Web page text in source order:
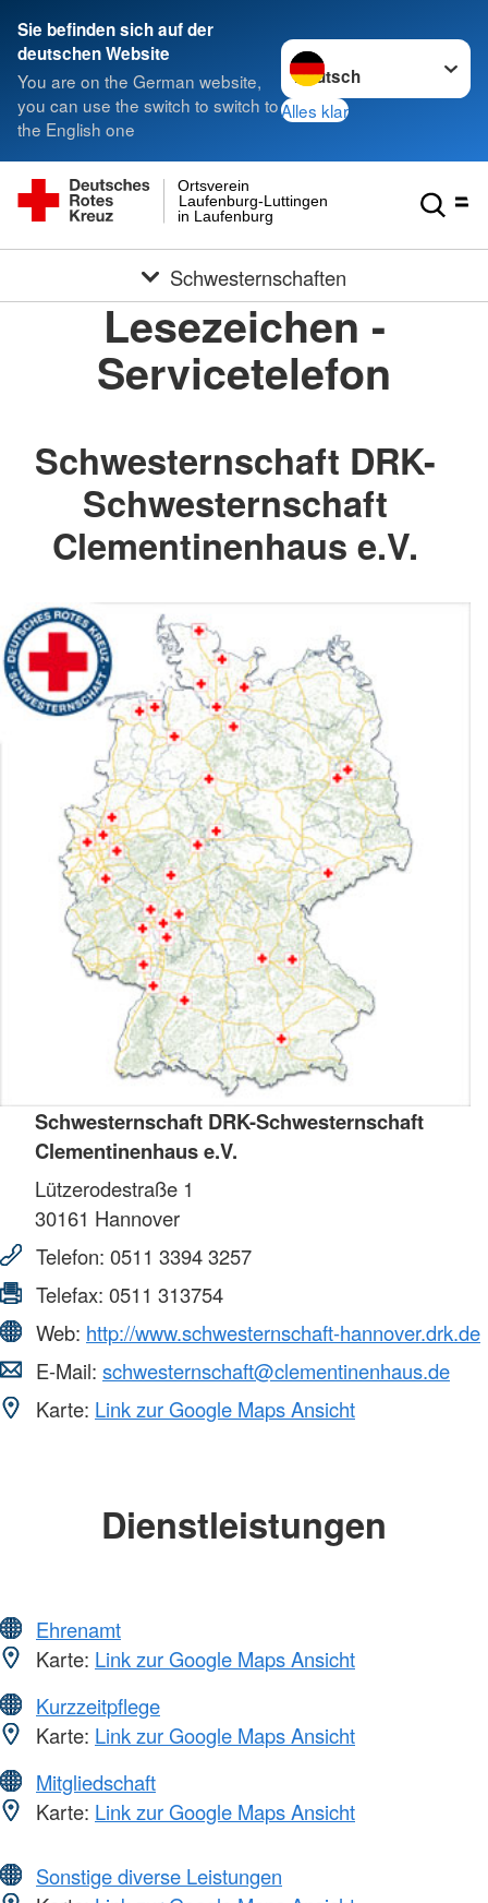
Sie befinden sich auf der
deutschen Website
You are on the German website,
you can use the switch to switch to
the English one
Sprache wechseln zu
Alles klar
in Laufenburg
Laufenburg-Luttingen
Ortsverein
Schwesternschaften
Lesezeichen -
Servicetelefon
Schwesternschaft DRK-
Schwesternschaft
Clementinenhaus e.V.
Schwesternschaft DRK-Schwesternschaft
Clementinenhaus e.V.
Lützerodestraße 1
30161 Hannover
Telefon: 0511 3394 3257
Telefax: 0511 313754
Web: http://www.schwesternschaft-hannover.drk.de
E-Mail: schwesternschaft@clementinenhaus.de
Karte: Link zur Google Maps Ansicht
Dienstleistungen
Ehrenamt
Karte: Link zur Google Maps Ansicht
Kurzzeitpflege
Karte: Link zur Google Maps Ansicht
Mitgliedschaft
Karte: Link zur Google Maps Ansicht
Sonstige diverse Leistungen